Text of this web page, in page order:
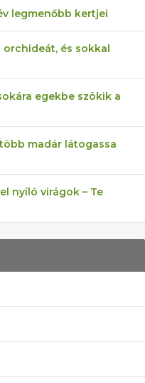
legmenőbb kertjei
és sokkal
egekbe szökik a
madár látogassa
nyíló virágok – Te